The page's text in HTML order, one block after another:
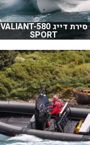
סירת דייג VALIANT-580
SPORT